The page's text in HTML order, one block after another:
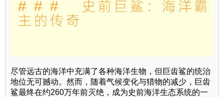
尽管远古的海洋中充满了各种海洋生物，但巨齿鲨的统治
地位无可撼动。然而，随着气候变化与猎物的减少，巨齿
鲨最终在约260万年前灭绝，成为史前海洋生态系统的一